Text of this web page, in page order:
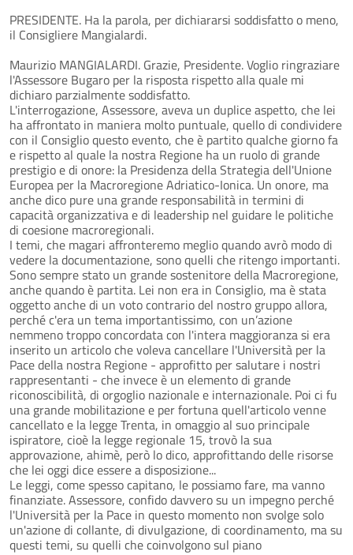
PRESIDENTE. Ha la parola, per dichiararsi soddisfatto o meno,
il Consigliere Mangialardi.
Maurizio MANGIALARDI. Grazie, Presidente. Voglio ringraziare
l'Assessore Bugaro per la risposta rispetto alla quale mi
dichiaro parzialmente soddisfatto.
L'interrogazione, Assessore, aveva un duplice aspetto, che lei
ha affrontato in maniera molto puntuale, quello di condividere
con il Consiglio questo evento, che è partito qualche giorno fa
e rispetto al quale la nostra Regione ha un ruolo di grande
prestigio e di onore: la Presidenza della Strategia dell'Unione
Europea per la Macroregione Adriatico-Ionica. Un onore, ma
anche dico pure una grande responsabilità in termini di
capacità organizzativa e di leadership nel guidare le politiche
di coesione macroregionali.
I temi, che magari affronteremo meglio quando avrò modo di
vedere la documentazione, sono quelli che ritengo importanti.
Sono sempre stato un grande sostenitore della Macroregione,
anche quando è partita. Lei non era in Consiglio, ma è stata
oggetto anche di un voto contrario del nostro gruppo allora,
perché c'era un tema importantissimo, con un’azione
nemmeno troppo concordata con l'intera maggioranza si era
inserito un articolo che voleva cancellare l'Università per la
Pace della nostra Regione - approfitto per salutare i nostri
rappresentanti - che invece è un elemento di grande
riconoscibilità, di orgoglio nazionale e internazionale. Poi ci fu
una grande mobilitazione e per fortuna quell'articolo venne
cancellato e la legge Trenta, in omaggio al suo principale
ispiratore, cioè la legge regionale 15, trovò la sua
approvazione, ahimè, però lo dico, approfittando delle risorse
che lei oggi dice essere a disposizione...
Le leggi, come spesso capitano, le possiamo fare, ma vanno
finanziate. Assessore, confido davvero su un impegno perché
l'Università per la Pace in questo momento non svolge solo
un'azione di collante, di divulgazione, di coordinamento, ma su
questi temi, su quelli che coinvolgono sul piano